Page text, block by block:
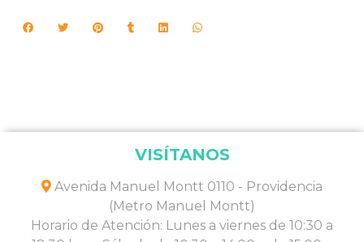
VISÍTANOS
Avenida Manuel Montt 0110 - Providencia
(Metro Manuel Montt)
Horario de Atención: Lunes a viernes de 10:30 a